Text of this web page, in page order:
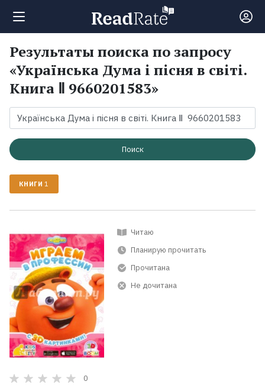
Поиск
Новости
Рейтинги
Экранизации
Коллекции
Результаты поиска по запросу
«Українська Дума і пісня в світі.
Книга Ⅱ 9660201583»
Поиск
КНИГИ 1
Читаю
Планирую прочитать
Прочитана
Не дочитана
0